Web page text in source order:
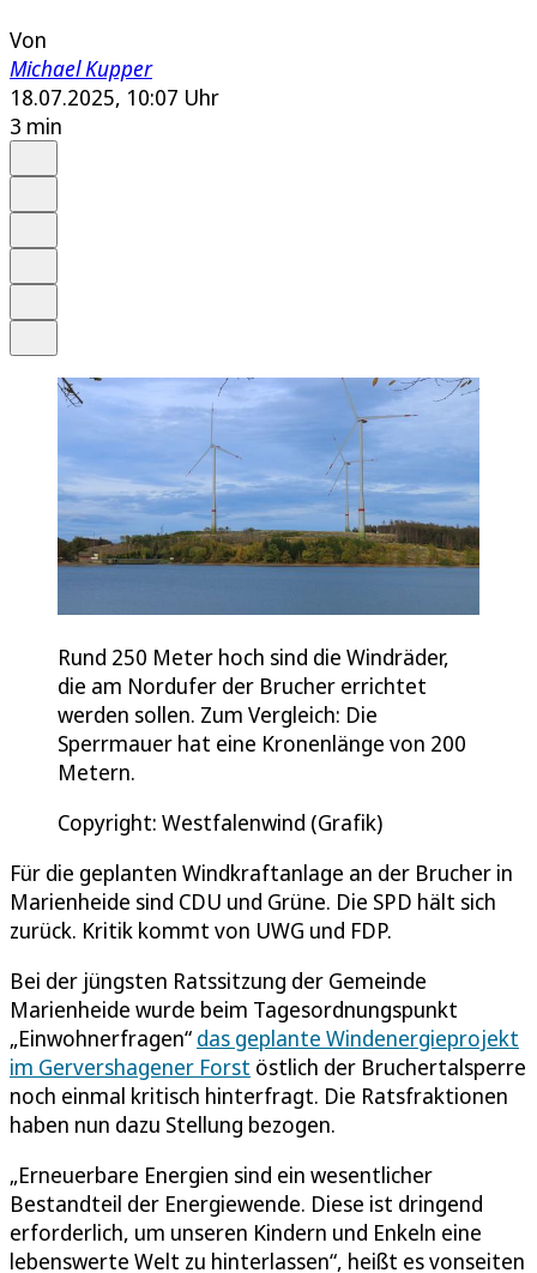
Von
Michael Kupper
18.07.2025, 10:07 Uhr
3 min
Rund 250 Meter hoch sind die Windräder,
die am Nordufer der Brucher errichtet
werden sollen. Zum Vergleich: Die
Sperrmauer hat eine Kronenlänge von 200
Metern.
Copyright: Westfalenwind (Grafik)
Für die geplanten Windkraftanlage an der Brucher in
Marienheide sind CDU und Grüne. Die SPD hält sich
zurück. Kritik kommt von UWG und FDP.
Bei der jüngsten Ratssitzung der Gemeinde
Marienheide wurde beim Tagesordnungspunkt
„Einwohnerfragen“ das geplante Windenergieprojekt
im Gervershagener Forst östlich der Bruchertalsperre
noch einmal kritisch hinterfragt. Die Ratsfraktionen
haben nun dazu Stellung bezogen.
„Erneuerbare Energien sind ein wesentlicher
Bestandteil der Energiewende. Diese ist dringend
erforderlich, um unseren Kindern und Enkeln eine
lebenswerte Welt zu hinterlassen“, heißt es vonseiten